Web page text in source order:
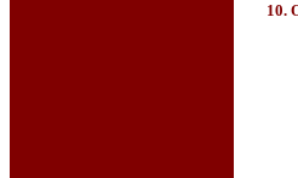
10.